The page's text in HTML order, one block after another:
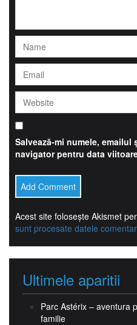
Salvează-mi numele,
navigator pentru data
Acest site folosește Akismet
sunt procesate datele
Ultimele aparitii
Parc Astérix – aventura
familie